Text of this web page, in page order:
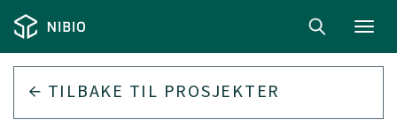
TILBAKE TIL PROSJEKTER